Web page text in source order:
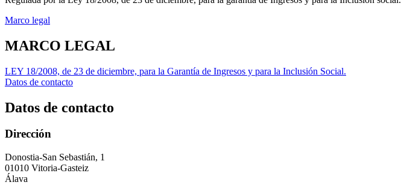
Marco legal
MARCO LEGAL
LEY 18/2008, de 23 de diciembre, para la Garantía de Ingresos y para la Inclusión Social.
Datos de contacto
Datos de contacto
Dirección
Donostia-San Sebastián, 1
01010 Vitoria-Gasteiz
Álava